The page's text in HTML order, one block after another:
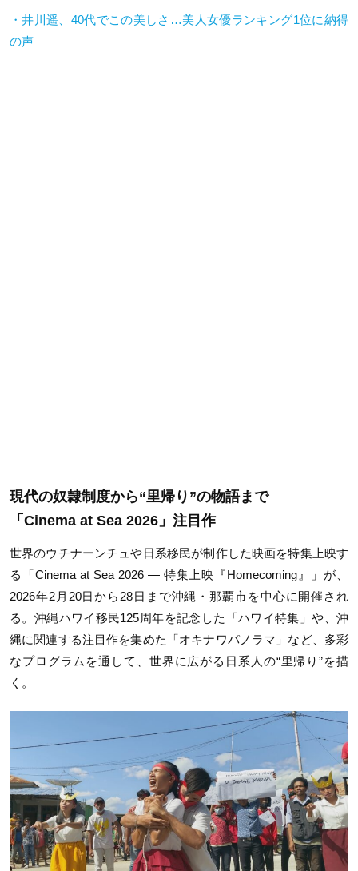
・井川遥、 40代でこの美しさ …美人女優ランキング1位に納得
の声
現代の奴隷制度から“里帰り”の物語まで
「 Cinema at Sea 2026 」注目作
世界のウチナーンチュや日系移民が制作した映画を特集上映す
る「Cinema at Sea 2026 ― 特集上映『Homecoming 』」が、
2026年2月 20日から 28日まで沖縄・那覇市を中心に開催され
る。沖縄ハワイ移民125周年を記念した「ハワイ特集」や、沖
縄に関連する注目作を集めた「オキナワパノラマ」など、多彩
なプログラムを通して、世界に広がる日系人の“里帰り”を描
く。